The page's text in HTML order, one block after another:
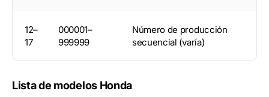
12–
17
000001–
999999
Número de producción
secuencial (varía)
Lista de modelos Honda